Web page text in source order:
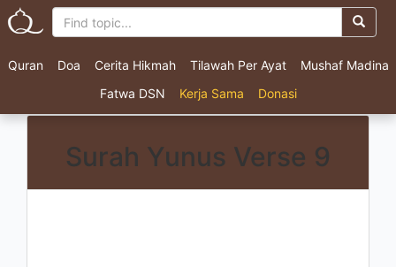
Quran Doa Cerita Hikmah Tilawah Per Ayat
Mushaf Madina
Fatwa DSN
Kerja Sama Donasi
Surah Yunus Verse 9